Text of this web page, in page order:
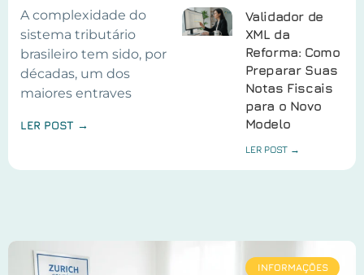
A complexidade do
sistema tributário
brasileiro tem sido, por
décadas, um dos
maiores entraves
LER POST →
Validador de
XML da
Reforma: Como
Preparar Suas
Notas Fiscais
para o Novo
Modelo
LER POST →
INFORMAÇÕES